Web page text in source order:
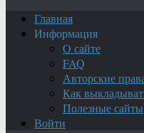
Главная
Информация
О сайте
FAQ
Авторские
Как
Полезные сайты
Войти